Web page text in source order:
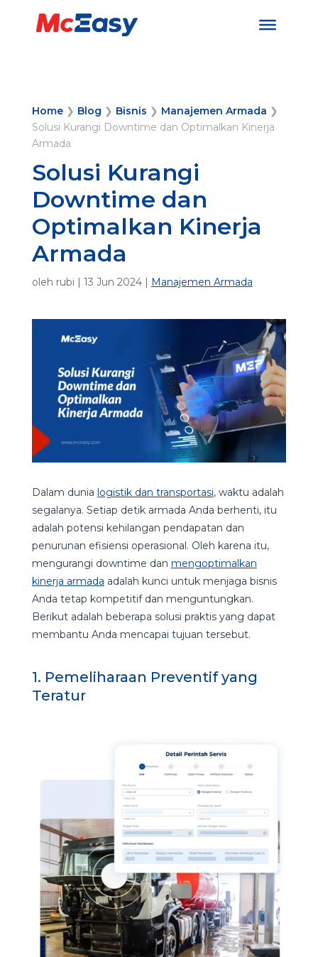
Home❯ Blog ❯ Bisnis ❯ Manajemen Armada ❯
Solusi Kurangi Downtime dan Optimalkan Kinerja
Armada
Solusi Kurangi
Downtime dan
Optimalkan Kinerja
Armada
oleh rubi | 13 Jun 2024| Manajemen Armada
Dalam dunia logistik dan transportasi, waktu adalah
segalanya. Setiap detik armada Anda berhenti, itu
adalah potensi kehilangan pendapatan dan
penurunan efisiensi operasional. Oleh karena itu,
mengurangi downtime dan mengoptimalkan
kinerja armada adalah kunci untuk menjaga bisnis
Anda tetap kompetitif dan menguntungkan.
Berikut adalah beberapa solusi praktis yang dapat
membantu Anda mencapai tujuan tersebut.
1. Pemeliharaan Preventif yang
Teratur